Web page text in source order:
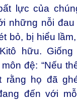
lực của
những nỗi
bỏ, bị hiểu
hữu.
đệ: “Nếu
rằng họ đã
đến với